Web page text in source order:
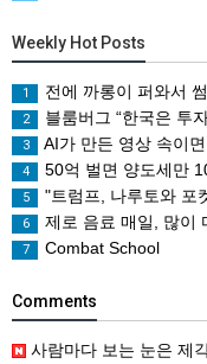
Weekly Hot Posts
1 전에 까롱이 퍼와서
2 블룸버그 “한국은 투자 부
3 AI가 만든 영상 속이면
4 50억 벌면 양도세만
5 "트럼프, 나루토와 포켓몬
6 제로 음료 매일, 많이
7 Combat School
Comments
사람마다 보는 눈은 제각각